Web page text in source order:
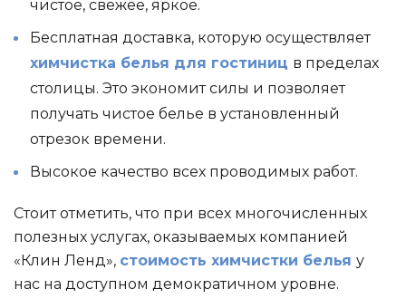
чистое, свежее, яркое.
Бесплатная доставка, которую осуществляет
химчистка белья для гостиниц в пределах
столицы. Это экономит силы и позволяет
получать чистое белье в установленный
отрезок времени.
Высокое качество всех проводимых работ.
Стоит отметить, что при всех многочисленных
полезных услугах, оказываемых компанией
«Клин Ленд», стоимость химчистки белья у
нас на доступном демократичном уровне.